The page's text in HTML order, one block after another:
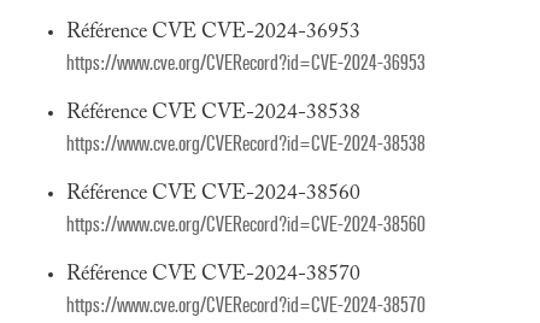
Référence CVE CVE-2024-36953
https://www.cve.org/CVERecord?id=CVE-2024-36953
Référence CVE CVE-2024-38538
https://www.cve.org/CVERecord?id=CVE-2024-38538
Référence CVE CVE-2024-38560
https://www.cve.org/CVERecord?id=CVE-2024-38560
Référence CVE CVE-2024-38570
https://www.cve.org/CVERecord?id=CVE-2024-38570